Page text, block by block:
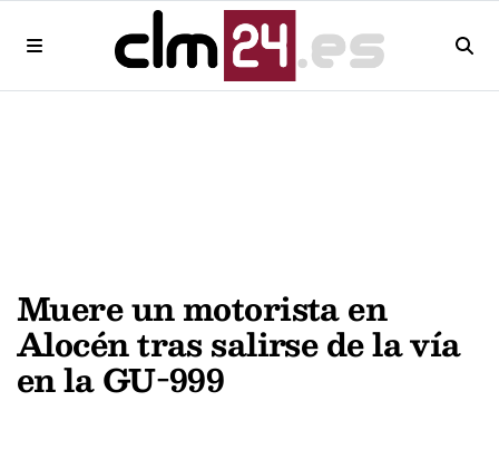
Muere un motorista en
Alocén tras salirse de la vía
en la GU-999